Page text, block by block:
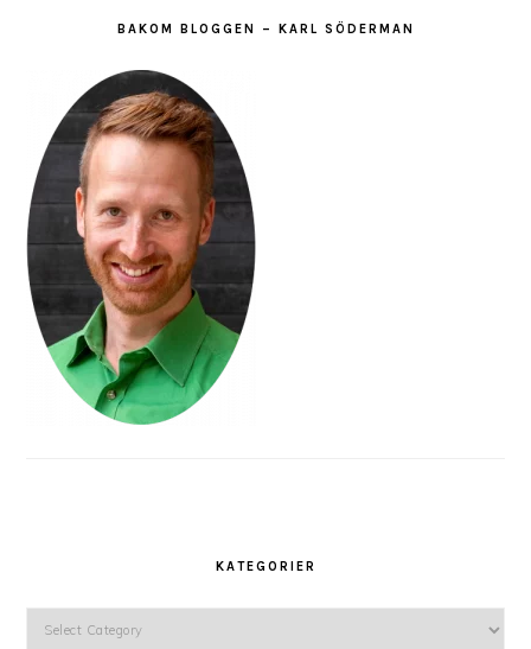
BAKOM BLOGGEN – KARL SÖDERMAN
KATEGORIER